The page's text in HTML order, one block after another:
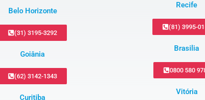
Belo Horizonte
(31) 3195-3292
Goiânia
(62) 3142-1343
Curitiba
Recife
(81) 3995-
Brasilia
0800 580
Vitória